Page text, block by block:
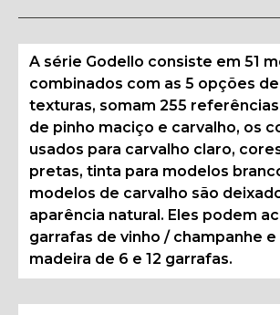
A série Godello consiste em 51
combinados com as 5 opções
texturas, somam 255
de pinho maciço e carvalho, os
usados para carvalho claro,
pretas, tinta para modelos
modelos de carvalho são
aparência natural. Eles podem
garrafas de vinho / champanhe e
madeira de 6 e 12 garrafas.